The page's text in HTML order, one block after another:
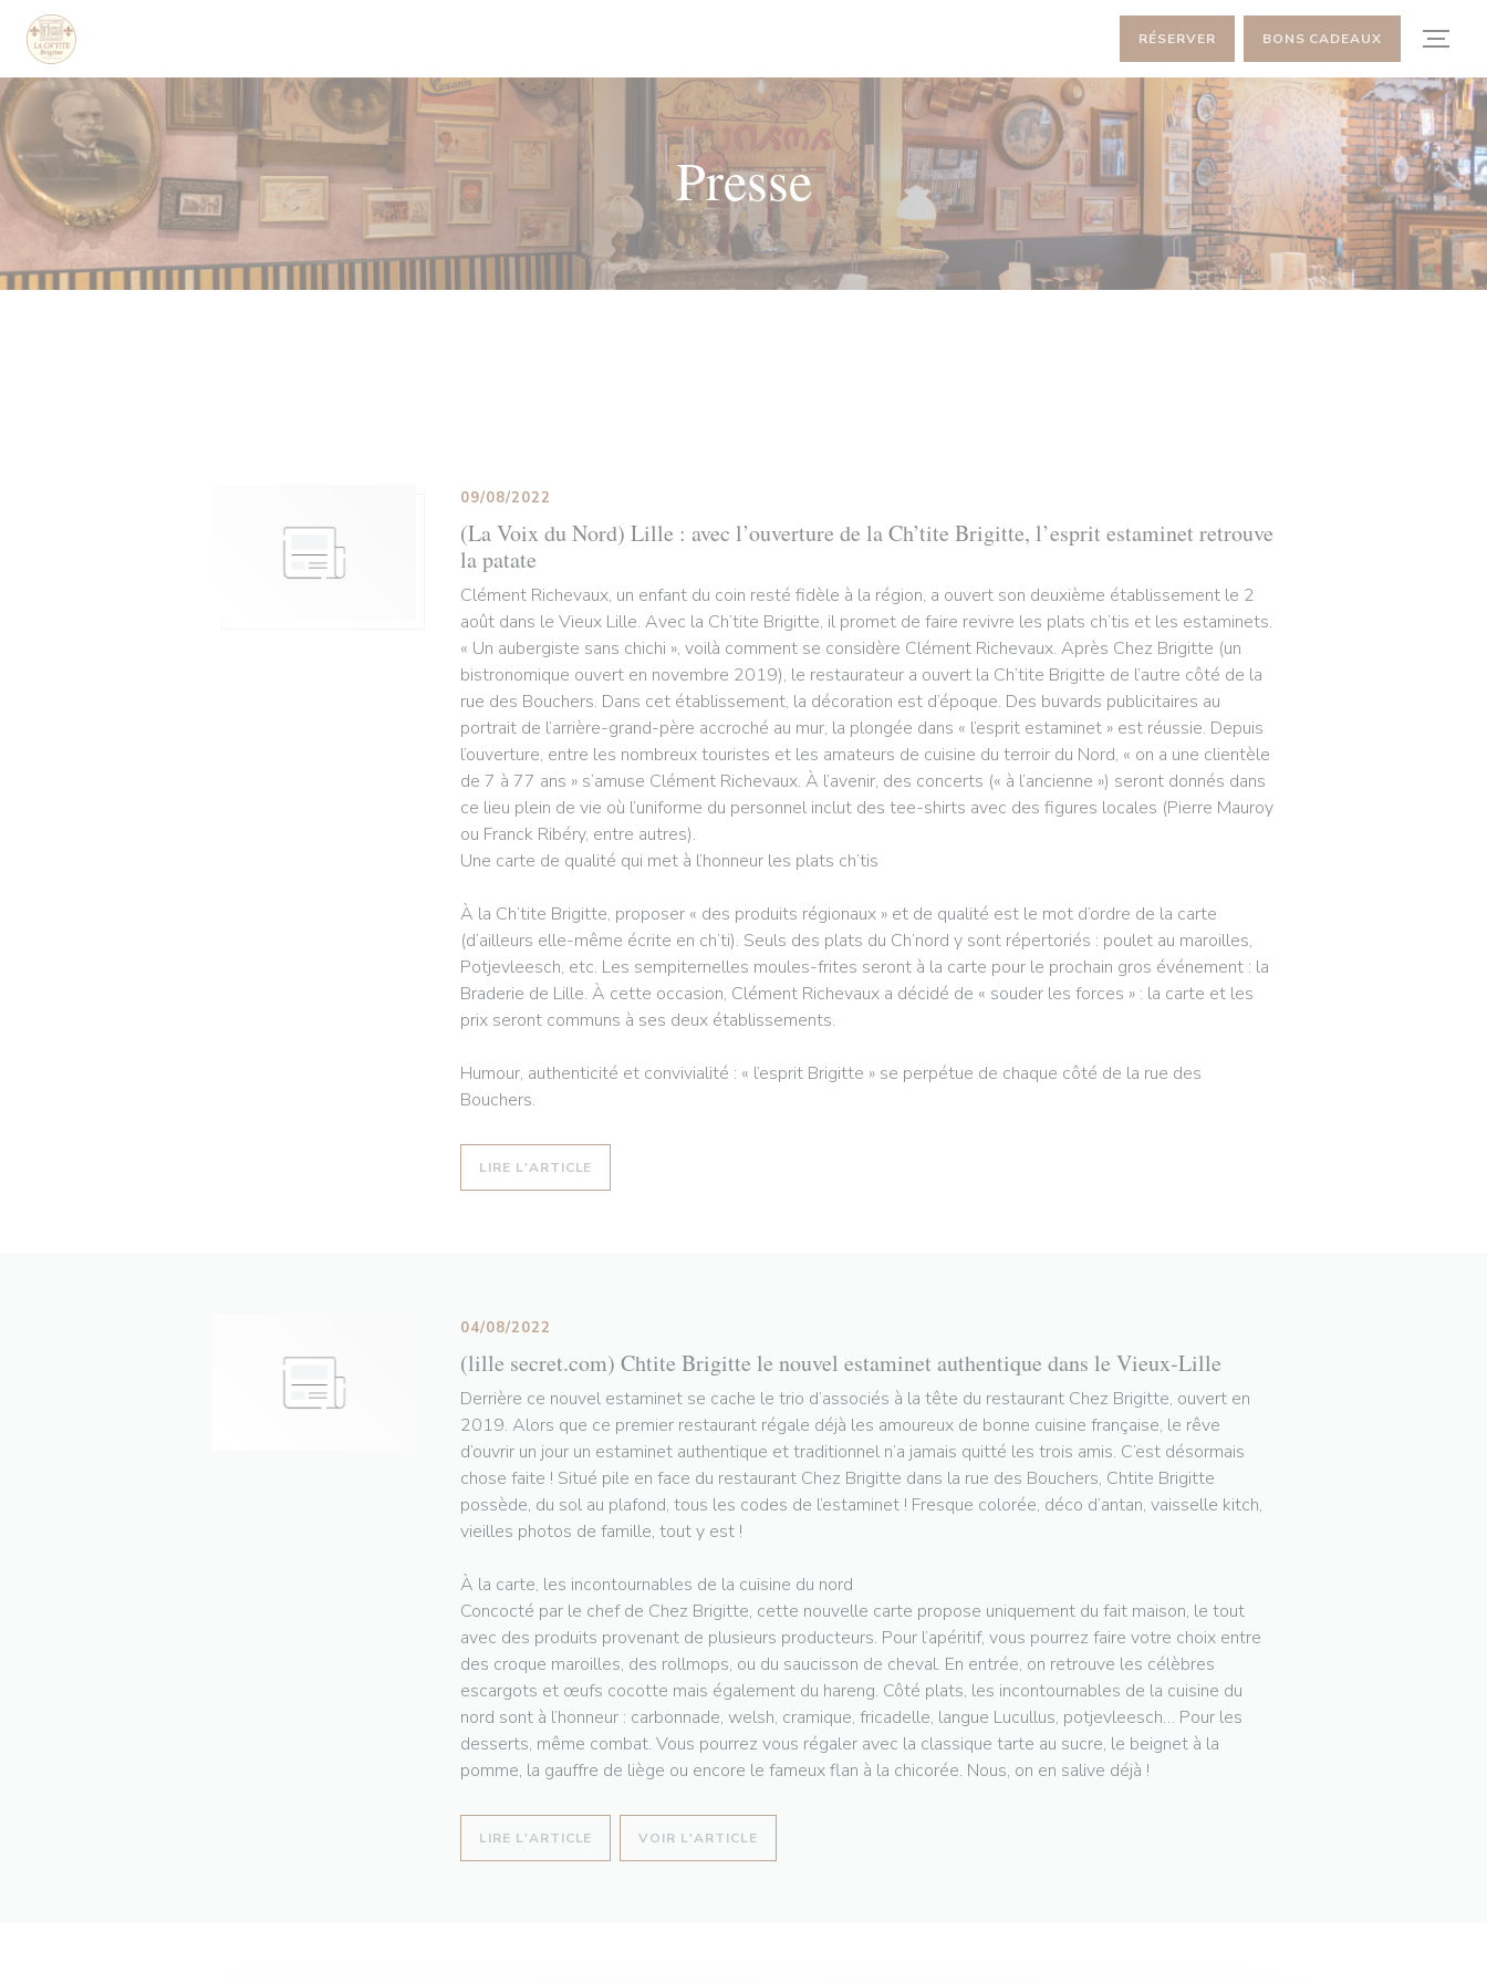
Personnalisation de vos choix en matière de cookies
RÉSERVER BONS CADEAUX
Presse
(La Voix du Nord) Lille : avec l’ouverture de la Ch’tite Brigitte, l’esprit estaminet retrouve
la patate
09/08/2022
Clément Richevaux, un enfant du coin resté fidèle à la région, a ouvert son deuxième établissement le 2
août dans le Vieux Lille. Avec la Ch’tite Brigitte, il promet de faire revivre les plats ch’tis et les estaminets.
« Un aubergiste sans chichi », voilà comment se considère Clément Richevaux. Après Chez Brigitte (un
bistronomique ouvert en novembre 2019), le restaurateur a ouvert la Ch’tite Brigitte de l’autre côté de la
rue des Bouchers. Dans cet établissement, la décoration est d’époque. Des buvards publicitaires au
portrait de l’arrière-grand-père accroché au mur, la plongée dans « l’esprit estaminet » est réussie. Depuis
l’ouverture, entre les nombreux touristes et les amateurs de cuisine du terroir du Nord, « on a une clientèle
de 7 à 77 ans » s’amuse Clément Richevaux. À l’avenir, des concerts (« à l’ancienne ») seront donnés dans
ce lieu plein de vie où l’uniforme du personnel inclut des tee-shirts avec des figures locales (Pierre Mauroy
ou Franck Ribéry, entre autres).
Une carte de qualité qui met à l’honneur les plats ch’tis
À la Ch’tite Brigitte, proposer « des produits régionaux » et de qualité est le mot d’ordre de la carte
(d’ailleurs elle-même écrite en ch’ti). Seuls des plats du Ch’nord y sont répertoriés : poulet au maroilles,
Potjevleesch, etc. Les sempiternelles moules-frites seront à la carte pour le prochain gros événement : la
Braderie de Lille. À cette occasion, Clément Richevaux a décidé de « souder les forces » : la carte et les
prix seront communs à ses deux établissements.
Humour, authenticité et convivialité : « l’esprit Brigitte » se perpétue de chaque côté de la rue des
Bouchers.
LIRE L'ARTICLE
(lille secret.com) Chtite Brigitte le nouvel estaminet authentique dans le Vieux-Lille
04/08/2022
Derrière ce nouvel estaminet se cache le trio d’associés à la tête du restaurant Chez Brigitte, ouvert en
2019. Alors que ce premier restaurant régale déjà les amoureux de bonne cuisine française, le rêve
d’ouvrir un jour un estaminet authentique et traditionnel n’a jamais quitté les trois amis. C’est désormais
chose faite ! Situé pile en face du restaurant Chez Brigitte dans la rue des Bouchers, Chtite Brigitte
possède, du sol au plafond, tous les codes de l’estaminet ! Fresque colorée, déco d’antan, vaisselle kitch,
vieilles photos de famille, tout y est !
À la carte, les incontournables de la cuisine du nord
Concocté par le chef de Chez Brigitte, cette nouvelle carte propose uniquement du fait maison, le tout
avec des produits provenant de plusieurs producteurs. Pour l’apéritif, vous pourrez faire votre choix entre
des croque maroilles, des rollmops, ou du saucisson de cheval. En entrée, on retrouve les célèbres
escargots et œufs cocotte mais également du hareng. Côté plats, les incontournables de la cuisine du
nord sont à l’honneur : carbonnade, welsh, cramique, fricadelle, langue Lucullus, potjevleesch… Pour les
desserts, même combat. Vous pourrez vous régaler avec la classique tarte au sucre, le beignet à la
pomme, la gauffre de liège ou encore le fameux flan à la chicorée. Nous, on en salive déjà !
LIRE L'ARTICLE ((OUVRE UNE NOUVELLE FENÊTRE))
VOIR L'ARTICLE((OUVRE UNE NOUVELLE FENÊTRE))